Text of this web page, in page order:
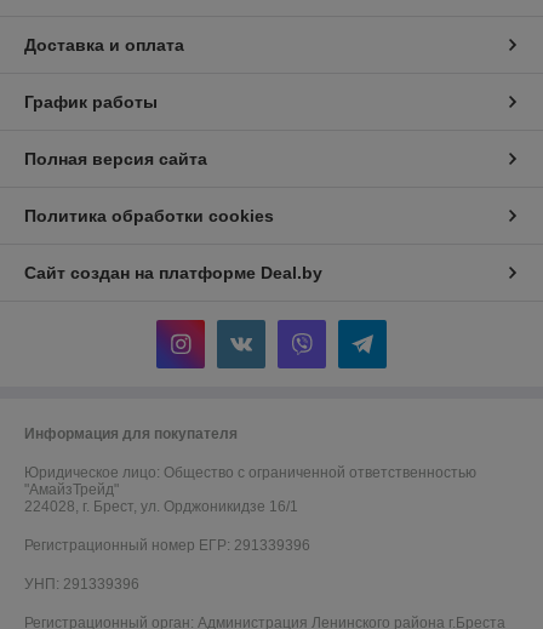
Доставка и оплата
График работы
Полная версия сайта
Политика обработки cookies
Сайт создан на платформе Deal.by
Информация для покупателя
Юридическое лицо: Общество с ограниченной ответственностью
"АмайзТрейд"
224028, г. Брест, ул. Орджоникидзе 16/1
Регистрационный номер ЕГР: 291339396
УНП: 291339396
Регистрационный орган: Администрация Ленинского района г.Бреста